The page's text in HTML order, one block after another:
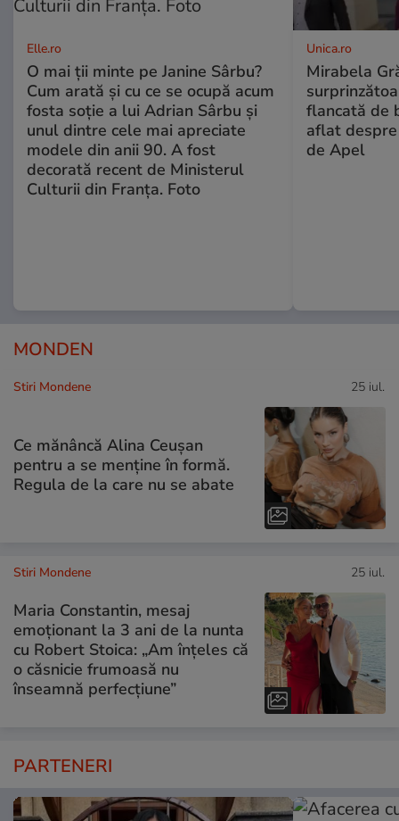
Elle.ro
O mai ții minte pe Janine Sârbu?
Cum arată și cu ce se ocupă acum
fosta soție a lui Adrian Sârbu și
unul dintre cele mai apreciate
modele din anii 90. A fost
decorată recent de Ministerul
Culturii din Franța. Foto
Unica.ro
Mirabela
flancată de
aflat
de Apel
MONDEN
Stiri Mondene 25 iul.
Ce mănâncă Alina Ceușan
pentru a se menține în formă.
Regula de la care nu se abate
Stiri Mondene 25 iul.
Maria Constantin, mesaj
emoționant la 3 ani de la nunta
cu Robert Stoica: „Am înțeles că
o căsnicie frumoasă nu
înseamnă perfecțiune”
PARTENERI